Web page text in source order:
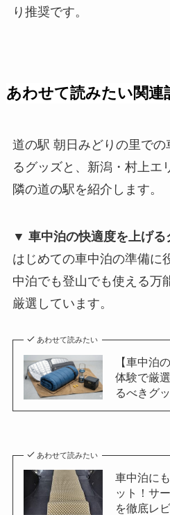
り推奨です。
あわせて読みたい関連
道の駅 朝日みどりの里で
るグッズと、新潟・村上エ
隣の道の駅を紹介します。
▼ 車中泊の快適度を上げる
はじめての車中泊の準備に
中泊でも登山でも使える万
厳選しています。
あわせて読みたい
【車中泊
体験で厳
るべきグ
あわせて読みたい
車中泊に
ット！サ
を徹底レ